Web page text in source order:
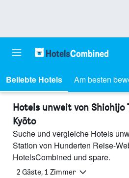
Beliebte Hotels Am besten
Hotels unweit von Shichijo
Kyōto
Suche und vergleiche Hotels
Station von Hunderten Reise-
HotelsCombined und spare.
2 Gäste, 1 Zimmer